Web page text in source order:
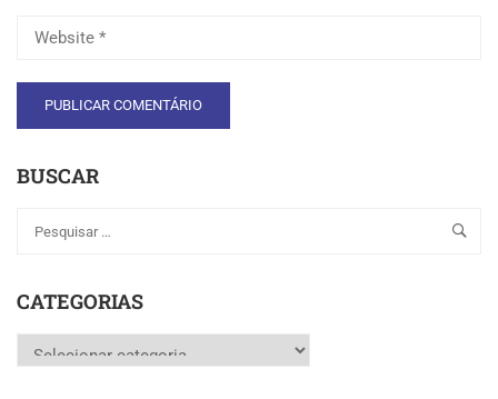
BUSCAR
CATEGORIAS
Categorias